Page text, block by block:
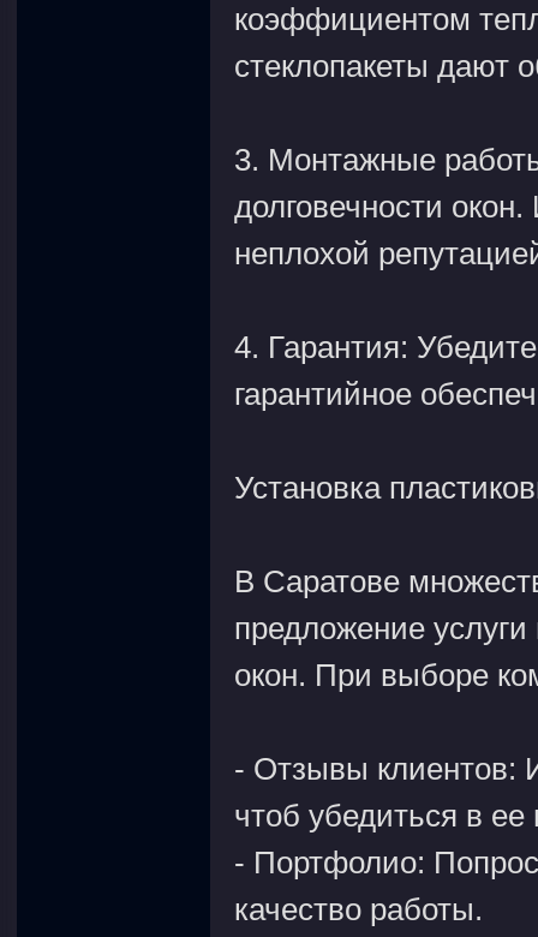
коэффициентом
стеклопакеты дают
3. Монтажные
долговечности
неплохой
4. Гарантия:
гарантийное
Установка
В Саратове
предложение
окон. При выборе
- Отзывы клиентов:
чтоб убедиться в
- Портфолио:
качество работы.